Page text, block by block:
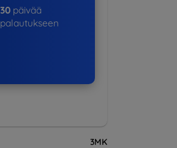
30päivää
palautukseen
3MK